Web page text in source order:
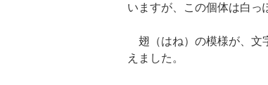
いますが、この個体は白っ
翅（はね）の模様が、文
えました。